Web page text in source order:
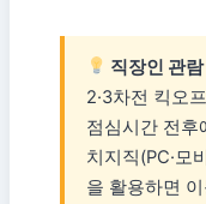
직장인 관람
2·3차전 킥오
점심시간 전후
치지직(PC·모
을 활용하면